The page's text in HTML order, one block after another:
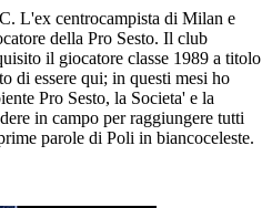
L'ex centrocampista di Milan e
della Pro Sesto. Il club
il giocatore classe 1989 a titolo
di essere qui; in questi mesi ho
Pro Sesto, la Societa' e la
in campo per raggiungere tutti
parole di Poli in biancoceleste.